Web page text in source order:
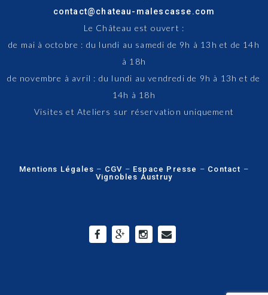
contact@chateau-malescasse.com
Le Château est ouvert :
de mai à octobre : du lundi au samedi de 9h à 13h et de 14h
à 18h
de novembre à avril : du lundi au vendredi de 9h à 13h et de
14h à 18h
Visites et Ateliers sur réservation uniquement
Mentions Légales – CGV – Espace Presse – Contact –
Vignobles Austruy